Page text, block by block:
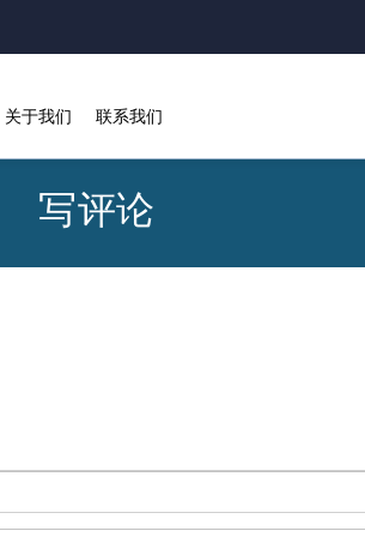
关于我们 联系我们
写评论